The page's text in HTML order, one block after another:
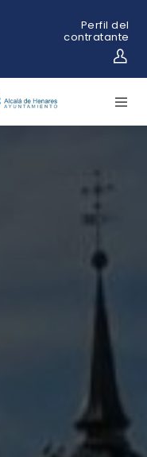
Perfil del
contratante